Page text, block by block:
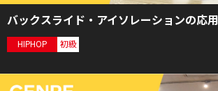
バックスライド・アイソレーションの応用
HIPHOP 初級